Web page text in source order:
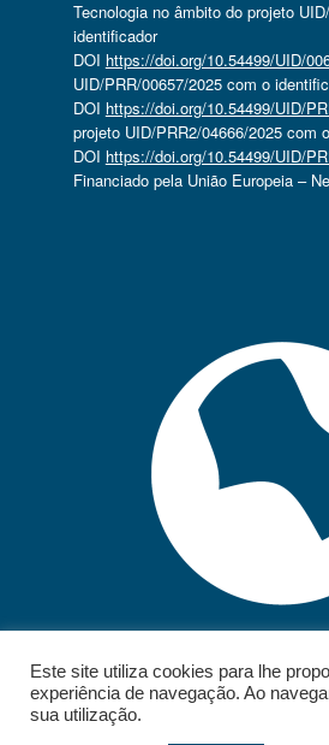
Tecnologia no âmbito do projeto
identificador
DOI https://doi.org/10.54499/UID/
UID/PRR/00657/2025 com o
DOI https://doi.org/10.54499/UID/
projeto UID/PRR2/04666/2025 com
DOI https://doi.org/10.54499/UID/
Financiado pela União Europeia –
Este site utiliza cookies para lhe
experiência de navegação. Ao
sua utilização.